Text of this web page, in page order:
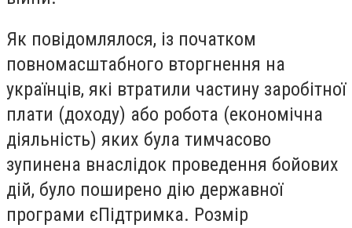
Як повідомлялося, із початком
повномасштабного вторгнення на
українців, які втратили частину заробітної
плати (доходу) або робота (економічна
діяльність) яких була тимчасово
зупинена внаслідок проведення бойових
дій, було поширено дію державної
програми єПідтримка. Розмір